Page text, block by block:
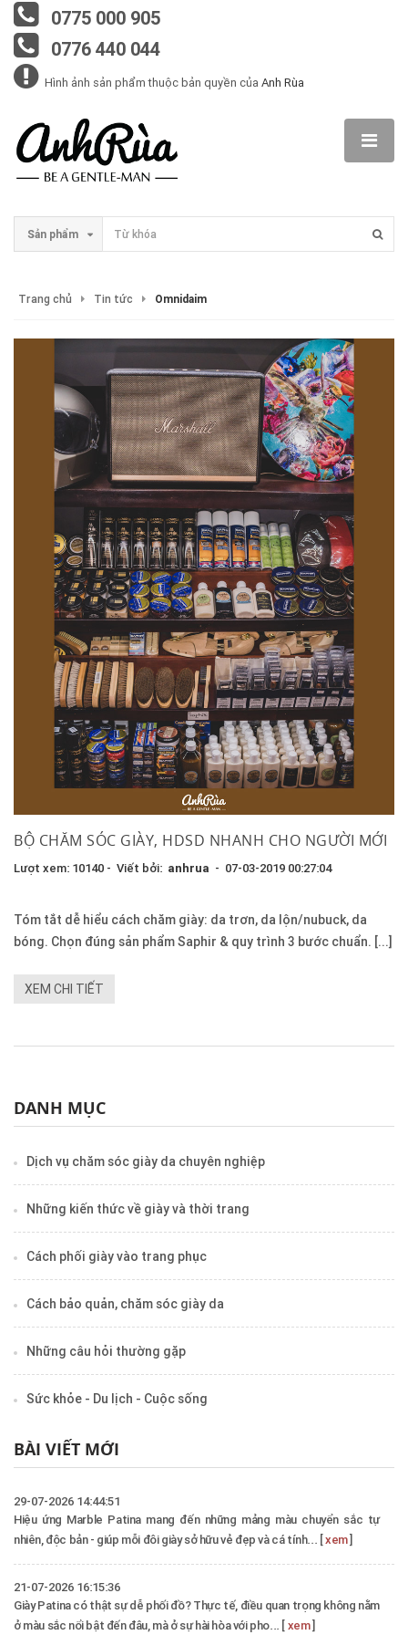
0775 000 905
0776 440 044
Hình ảnh sản phẩm thuộc bản quyền của Anh Rùa
Sản phẩm
Trang chủ Tin tức Omnidaim
BỘ CHĂM SÓC GIÀY, HDSD NHANH CHO NGƯỜI MỚI
Lượt xem: 10140 - Viết bởi: anhrua - 07-03-2019 00:27:04
Tóm tắt dễ hiểu cách chăm giày: da trơn, da lộn/nubuck, da
bóng. Chọn đúng sản phẩm Saphir & quy trình 3 bước chuẩn. [...]
XEM CHI TIẾT
DANH MỤC
Dịch vụ chăm sóc giày da chuyên nghiệp
Những kiến thức về giày và thời trang
Cách phối giày vào trang phục
Cách bảo quản, chăm sóc giày da
Những câu hỏi thường gặp
Sức khỏe - Du lịch - Cuộc sống
BÀI VIẾT MỚI
29-07-2026 14:44:51
Hiệu ứng Marble Patina mang đến những mảng màu chuyển sắc tự
nhiên, độc bản - giúp mỗi đôi giày sở hữu vẻ đẹp và cá tính... [xem]
21-07-2026 16:15:36
Giày Patina có thật sự dễ phối đồ? Thực tế, điều quan trọng không nằm
ở màu sắc nổi bật đến đâu, mà ở sự hài hòa với pho... [ xem]